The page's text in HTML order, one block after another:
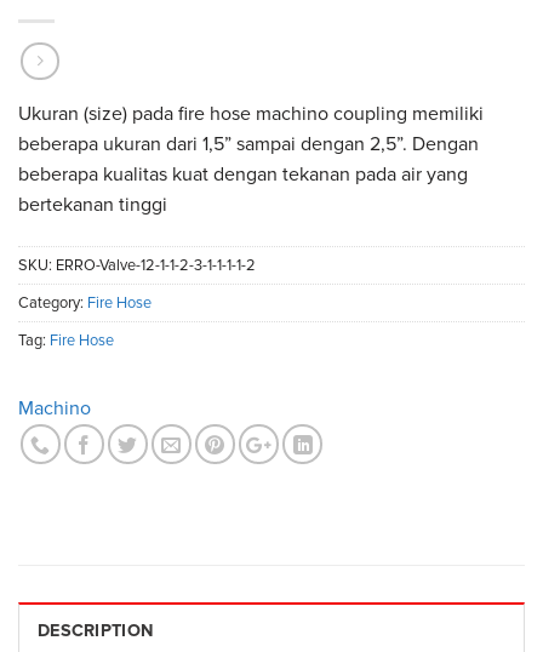
Ukuran (size) pada fire hose machino coupling memiliki
beberapa ukuran dari 1,5” sampai dengan 2,5”. Dengan
beberapa kualitas kuat dengan tekanan pada air yang
bertekanan tinggi
SKU: ERRO-Valve-12-1-1-2-3-1-1-1-1-2
Category: Fire Hose
Tag: Fire Hose
Machino
DESCRIPTION